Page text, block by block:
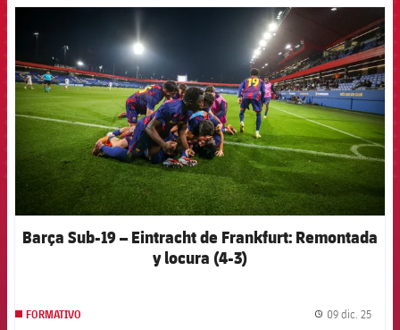
FCB Barcelona badge
Barça Sub-19 – Eintracht de Frankfurt: Remontada
y locura (4-3)
FORMATIVO 09 dic. 25